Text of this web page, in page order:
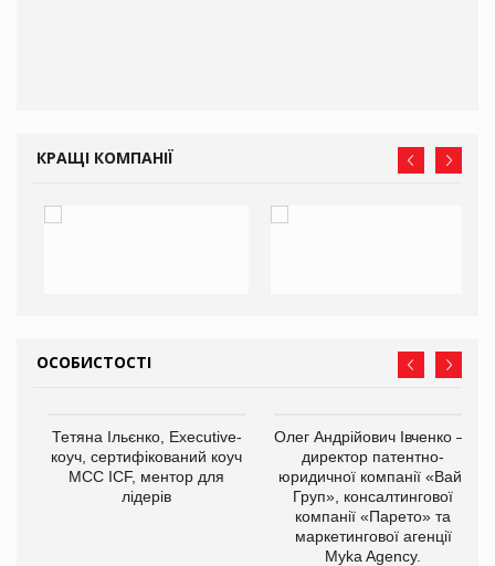
КРАЩІ КОМПАНІЇ
ОСОБИСТОСТІ
Тетяна Ільєнко, Executive-
коуч, сертифікований коуч
МСС ICF, ментор для
лідерів
Олег Андрійович Івченко —
директор патентно-
юридичної компанії «Вайз
Груп», консалтингової
компанії «Парето» та
маркетингової агенції
Myka Agency.